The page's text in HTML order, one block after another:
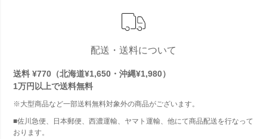
配送・送料について
送料 ¥770（北海道¥1,650・沖縄¥1,980）
1万円以上で送料無料
※大型商品など一部送料無料対象外の商品がございます。
■佐川急便、日本郵便、西濃運輸、ヤマト運輸、他にて商品配送を行なって
おります。